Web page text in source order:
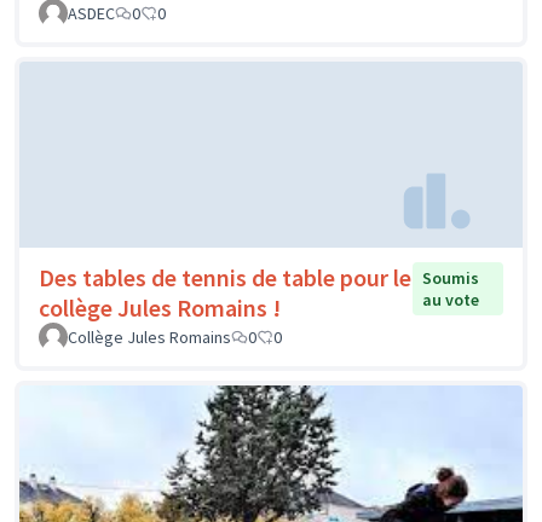
ASDEC 0 0
Des tables de tennis de table pour le
collège Jules Romains !
Soumis
au vote
Collège Jules Romains
0 0